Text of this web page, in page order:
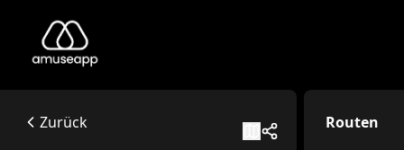
Palazzo Vecchio - Firenze
Erleben Sie das politische Herz des mittelalterlichen
Available itineraries
Zurück Routen